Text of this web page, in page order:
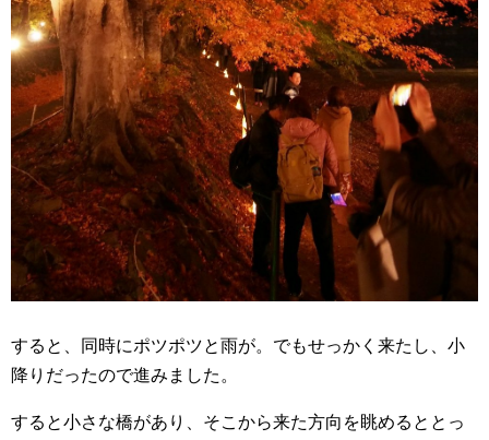
すると、同時にポツポツと雨が。でもせっかく来たし、小
降りだったので進みました。
すると小さな橋があり、そこから来た方向を眺めるととっ